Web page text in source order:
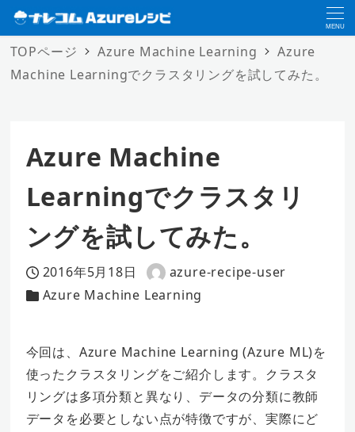
MENU
TOPページ Azure Machine Learning
Azure
Machine Learningでクラスタリングを試してみた。
Azure Machine
Learningでクラスタリ
ングを試してみた。
投稿日
2016年5月18日
著
者
azure-recipe-user
カテゴリー
Azure Machine Learning
今回は、Azure Machine Learning (Azure ML)を
使ったクラスタリングをご紹介します。クラスタ
リングは多項分類と異なり、データの分類に教師
データを必要としない点が特徴ですが、実際にど